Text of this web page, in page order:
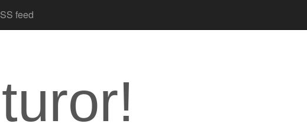
feed